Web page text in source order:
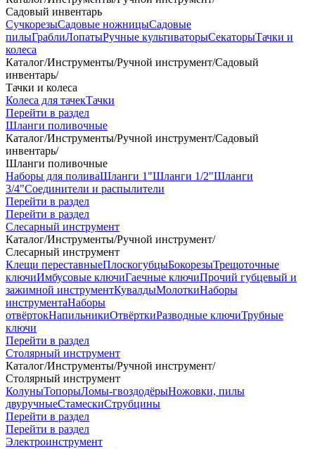
Садовый инвентарь
СучкорезыСадовые ножницыСадовые
пилыГраблиЛопатыРучные культиваторыСекаторыТачки и
колеса
Каталог/Инструменты/Ручной инструмент/Садовый
инвентарь/
Тачки и колеса
Колеса для тачекТачки
Перейти в раздел
Шланги поливочные
Каталог/Инструменты/Ручной инструмент/Садовый
инвентарь/
Шланги поливочные
Наборы для поливаШланги 1"Шланги 1/2"Шланги
3/4"Соединители и распылители
Перейти в раздел
Перейти в раздел
Слесарный инструмент
Каталог/Инструменты/Ручной инструмент/
Слесарный инструмент
Клещи переставныеПлоскогубцыБокорезыТрещоточные
ключиИмбусовые ключиГаечные ключиПрочий губцевый и
зажимной инструментКувалдыМолоткиНаборы
инструментаНаборы
отвёртокНапильникиОтвёрткиРазводные ключиТрубные
ключи
Перейти в раздел
Столярный инструмент
Каталог/Инструменты/Ручной инструмент/
Столярный инструмент
КолуныТопорыЛомы-гвоздодёрыНожовки, пилы
двуручныеСтамескиСтрубцины
Перейти в раздел
Перейти в раздел
Электроинструмент